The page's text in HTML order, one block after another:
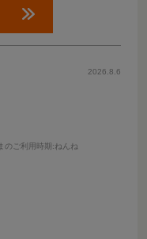
2026.8.6
のご利用時期 :ねんね